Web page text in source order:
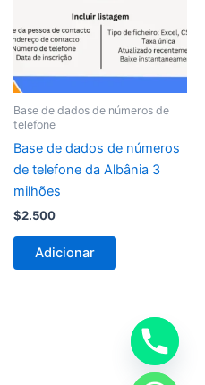
Base de dados de números de
telefone
Base de dados de números
de telefone da Albânia 3
milhões
$2.500
Adicionar